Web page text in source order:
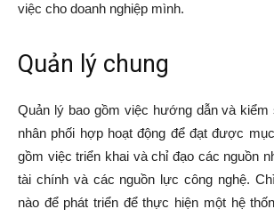
việc cho doanh nghiệp mình.
Quản lý chung
Quản lý bao gồm việc hướng dẫn và kiểm
nhân phối hợp hoạt động để đạt được
gồm việc triển khai và chỉ đạo các nguồn
tài chính và các nguồn lực công nghệ.
nào để phát triển để thực hiện một hệ